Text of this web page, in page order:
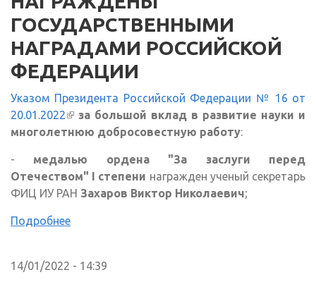
ГОСУДАРСТВЕННЫМИ
НАГРАДАМИ РОССИЙСКОЙ
ФЕДЕРАЦИИ
Указом Президента Российской Федерации № 16 от
20.01.2022(внешняя ссылка)
за большой вклад в развитие науки и
многолетнюю добросовестную работу:
- медалью ордена "За заслуги перед
Отечеством" I степени награжден ученый секретарь
ФИЦ ИУ РАН Захаров Виктор Николаевич;
Подробнее
14/01/2022 - 14:39